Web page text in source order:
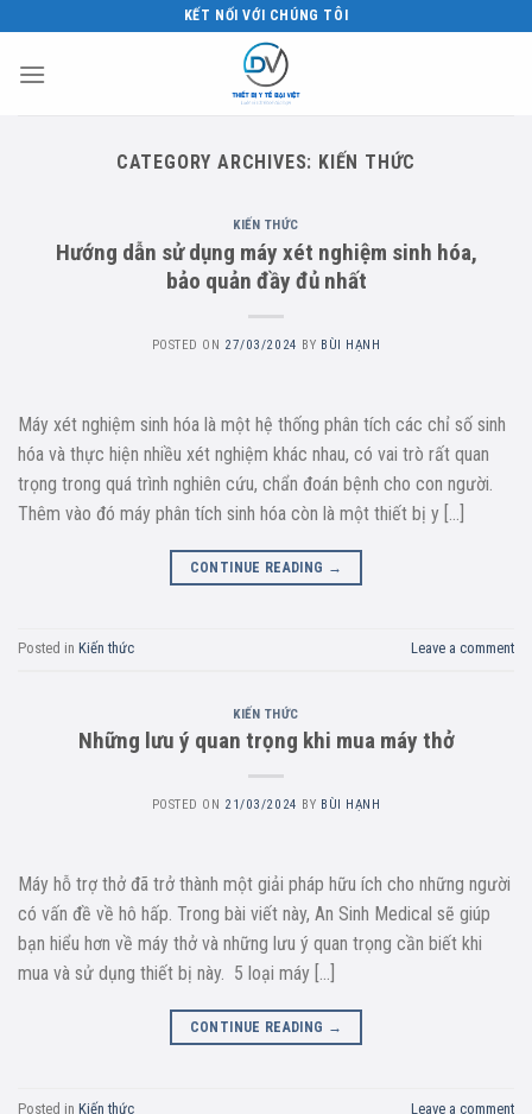
content
KẾT NỐI VỚI CHÚNG TÔI
CATEGORY ARCHIVES: KIẾN THỨC
KIẾN THỨC
Hướng dẫn sử dụng máy xét nghiệm sinh hóa,
bảo quản đầy đủ nhất
POSTED ON 27/03/2024 BY BÙI HẠNH
Máy xét nghiệm sinh hóa là một hệ thống phân tích các chỉ số sinh
hóa và thực hiện nhiều xét nghiệm khác nhau, có vai trò rất quan
trọng trong quá trình nghiên cứu, chẩn đoán bệnh cho con người.
Thêm vào đó máy phân tích sinh hóa còn là một thiết bị y […]
CONTINUE READING →
Posted in Kiến thức Leave a comment
KIẾN THỨC
Những lưu ý quan trọng khi mua máy thở
POSTED ON 21/03/2024 BY BÙI HẠNH
Máy hỗ trợ thở đã trở thành một giải pháp hữu ích cho những người
có vấn đề về hô hấp. Trong bài viết này, An Sinh Medical sẽ giúp
bạn hiểu hơn về máy thở và những lưu ý quan trọng cần biết khi
mua và sử dụng thiết bị này. 5 loại máy […]
CONTINUE READING →
Posted in Kiến thức Leave a comment